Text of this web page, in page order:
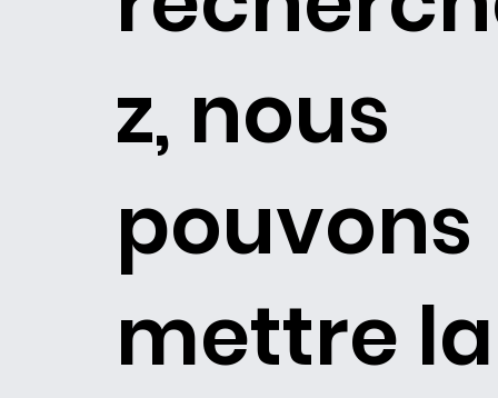
z, nous
pouvons
mettre la